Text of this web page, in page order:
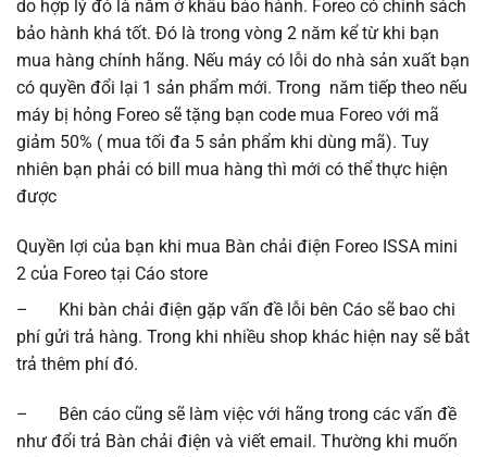
do hợp lý đó là nằm ở khâu bảo hành. Foreo có chính sách
bảo hành khá tốt. Đó là trong vòng 2 năm kể từ khi bạn
mua hàng chính hãng. Nếu máy có lỗi do nhà sản xuất bạn
có quyền đổi lại 1 sản phẩm mới. Trong năm tiếp theo nếu
máy bị hỏng Foreo sẽ tặng bạn code mua Foreo với mã
giảm 50% ( mua tối đa 5 sản phẩm khi dùng mã). Tuy
nhiên bạn phải có bill mua hàng thì mới có thể thực hiện
được
Quyền lợi của bạn khi mua Bàn chải điện Foreo ISSA mini
2 của Foreo tại Cáo store
– Khi bàn chải điện gặp vấn đề lỗi bên Cáo sẽ bao chi
phí gửi trả hàng. Trong khi nhiều shop khác hiện nay sẽ bắt
trả thêm phí đó.
– Bên cáo cũng sẽ làm việc với hãng trong các vấn đề
như đổi trả Bàn chải điện và viết email. Thường khi muốn